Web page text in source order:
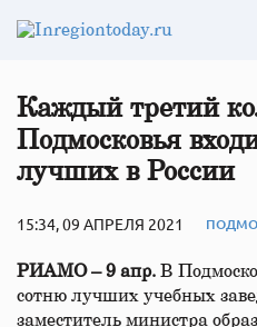
Каждый третий
Подмосковья
лучших в России
15:34, 09 АПРЕЛЯ 2021
РИАМО – 9 апр. В
сотню лучших учебных
заместитель министра